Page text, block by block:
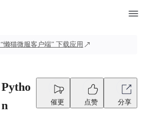
“懒猫微服客户端” 下载应用
Pytho
n
催更 点赞 分享